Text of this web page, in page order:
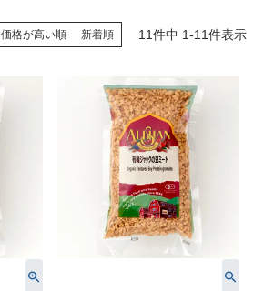
価格が高い順 新着順 11件中 1-11件表示